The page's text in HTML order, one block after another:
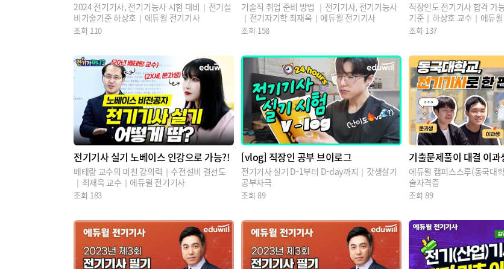
2024 전기기사, 전기기능사 시험 대비｜전기설
비기술기준 하상호｜에듀윌 전기기사
조회 110
기술직 취업 준비 방법 ｜전기기사, 전기기능사
｜전기자기학 최재욱｜에듀윌 전기기사
조회 158
직장인도 전기기사 합격 가
기준｜하상호 교수｜에듀
조회 137
전기기사 실기 노베이스 인강으로 가능?!
베테랑 교수의 미친 강의력｜수전설비 결선도
｜최재욱 교수｜에듀윌 전기기사
조회 183
[vlog] 직장인 공부 브이로그
전기기사 실기 D-1부터 D-day까지｜갓생살기
공부자극
조회89
기출문제풀이 대결 이
에듀윌 캠퍼스스루(동국대
술자격증
조회89